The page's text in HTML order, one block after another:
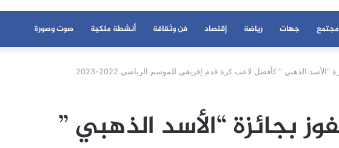
مجتمع جهات رياضة إقتصاد فن وثقافة أنشطة ملكية صوت وصورة
“الأسد الذهبي ” كأفضل لاعب كرة قدم إفريقي للموسم الرياضي 2022-2023
بجائزة “الأسد الذهبي ”